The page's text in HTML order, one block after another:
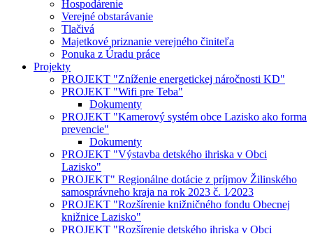
Hospodárenie
Verejné obstarávanie
Tlačivá
Majetkové priznanie verejného činiteľa
Ponuka z Úradu práce
Projekty
PROJEKT "Zníženie energetickej náročnosti KD"
PROJEKT "Wifi pre Teba"
Dokumenty
PROJEKT "Kamerový systém obce Lazisko ako forma
prevencie"
Dokumenty
PROJEKT "Výstavba detského ihriska v Obci
Lazisko"
PROJEKT" Regionálne dotácie z príjmov Žilinského
samosprávneho kraja na rok 2023 č. 1⁄2023
PROJEKT "Rozšírenie knižničného fondu Obecnej
knižnice Lazisko"
PROJEKT "Rozšírenie detského ihriska v Obci